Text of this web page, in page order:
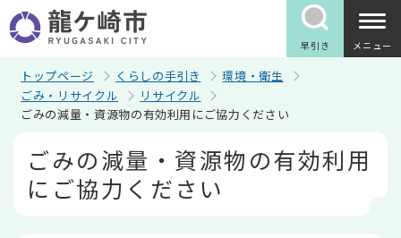
の
ペ
早引き メニュー
トップページ くらしの手引き
環境・衛生
ごみ・リサイクル
リサイクル
ごみの減量・資源物の有効利用にご協力ください
ごみの減量・資源物の有効利用
にご協力ください